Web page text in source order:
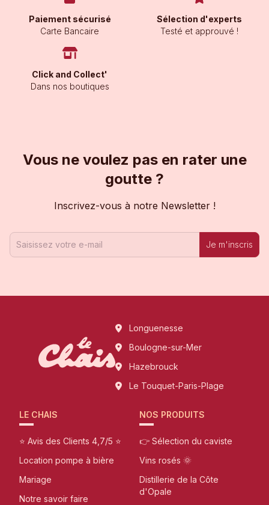
Paiement sécurisé
Carte Bancaire
Sélection d'experts
Testé et approuvé !
Click and Collect'
Dans nos boutiques
Vous ne voulez pas en rater une
goutte ?
Inscrivez-vous à notre Newsletter !
Je m'inscris
Longuenesse
Boulogne-sur-Mer
Hazebrouck
Le Touquet-Paris-Plage
LE CHAIS
⭐ Avis des Clients 4,7/5 ⭐
Location pompe à bière
Mariage
Notre savoir faire
NOS PRODUITS
👉 Sélection du caviste
Vins rosés 🌞
Distillerie de la Côte
d'Opale